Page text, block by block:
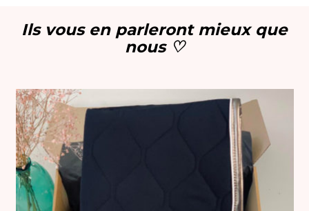
Ils vous en parleront mieux que
nous ♡